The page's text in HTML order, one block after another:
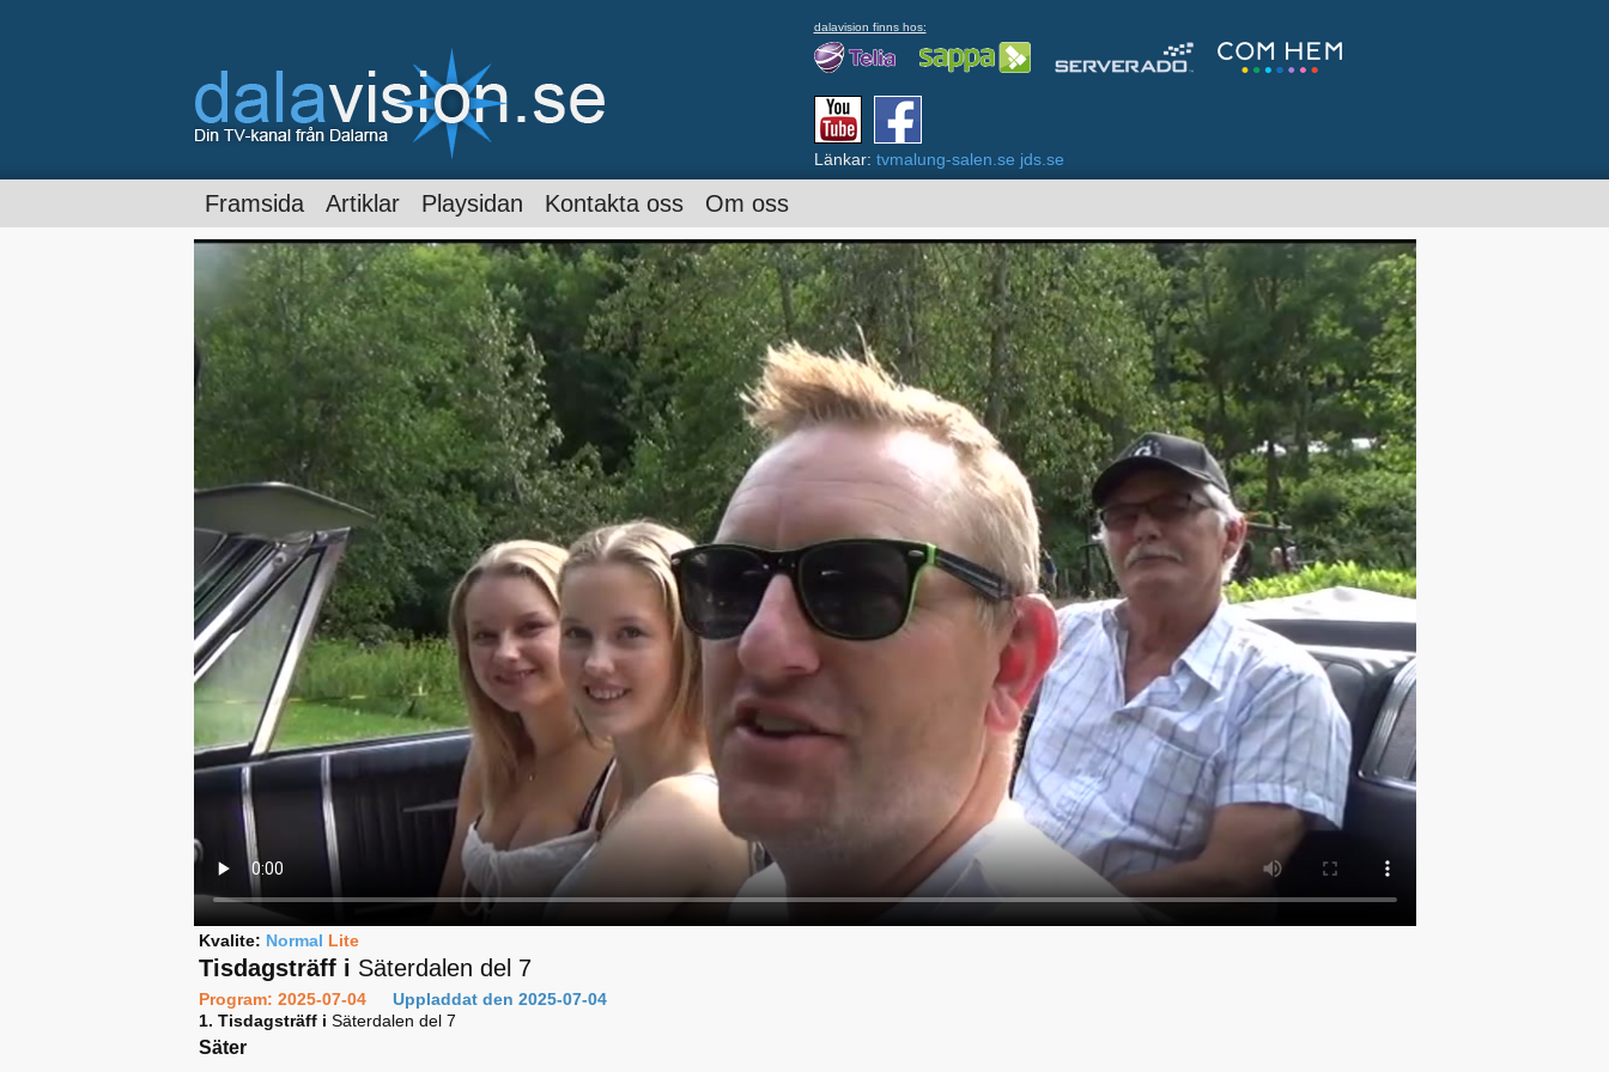
dalavision finns hos:
Länkar: tvmalung-salen.se jds.se
Framsida Artiklar Playsidan Kontakta oss Om oss
Kvalite: Normal Lite
Tisdagsträff i Säterdalen del 7
Program: 2025-07-04
Uppladdat den 2025-07-04
1. Tisdagsträff i Säterdalen del 7
Säter